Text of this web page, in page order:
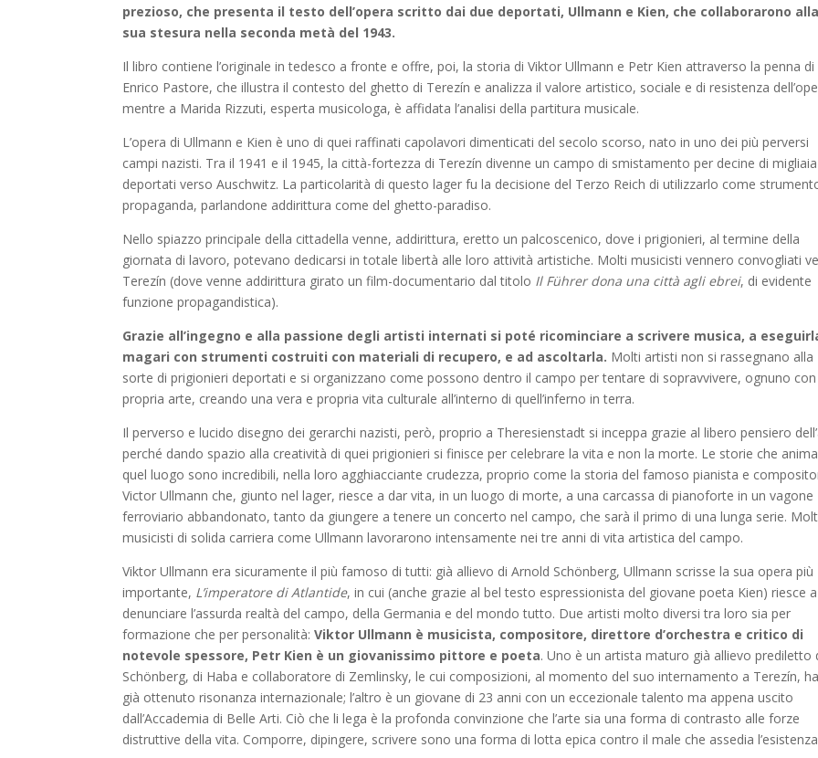
prezioso, che presenta il testo dell’opera scritto dai due deportati, Ullmann e Kien, che collaborarono alla
sua stesura nella seconda metà del 1943.
Il libro contiene l’originale in tedesco a fronte e offre, poi, la storia di Viktor Ullmann e Petr Kien attraverso la penna di
Enrico Pastore, che illustra il contesto del ghetto di Terezín e analizza il valore artistico, sociale e di resistenza
mentre a Marida Rizzuti, esperta musicologa, è affidata l’analisi della partitura musicale.
L’opera di Ullmann e Kien è uno di quei raffinati capolavori dimenticati del secolo scorso, nato in uno dei più perversi
campi nazisti. Tra il 1941 e il 1945, la città-fortezza di Terezín divenne un campo di smistamento per decine di
deportati verso Auschwitz. La particolarità di questo lager fu la decisione del Terzo Reich di utilizzarlo come
propaganda, parlandone addirittura come del ghetto-paradiso.
Nello spiazzo principale della cittadella venne, addirittura, eretto un palcoscenico, dove i prigionieri, al termine della
giornata di lavoro, potevano dedicarsi in totale libertà alle loro attività artistiche. Molti musicisti vennero convogliati
Terezín (dove venne addirittura girato un film-documentario dal titolo Il Führer dona una città agli ebrei, di evidente
funzione propagandistica).
Grazie all’ingegno e alla passione degli artisti internati si poté ricominciare a scrivere musica, a
magari con strumenti costruiti con materiali di recupero, e ad ascoltarla. Molti artisti non si rassegnano alla
sorte di prigionieri deportati e si organizzano come possono dentro il campo per tentare di sopravvivere, ognuno con
propria arte, creando una vera e propria vita culturale all’interno di quell’inferno in terra.
Il perverso e lucido disegno dei gerarchi nazisti, però, proprio a Theresienstadt si inceppa grazie al libero pensiero
perché dando spazio alla creatività di quei prigionieri si finisce per celebrare la vita e non la morte. Le storie che
quel luogo sono incredibili, nella loro agghiacciante crudezza, proprio come la storia del famoso pianista e
Victor Ullmann che, giunto nel lager, riesce a dar vita, in un luogo di morte, a una carcassa di pianoforte in un vagone
ferroviario abbandonato, tanto da giungere a tenere un concerto nel campo, che sarà il primo di una lunga serie.
musicisti di solida carriera come Ullmann lavorarono intensamente nei tre anni di vita artistica del campo.
Viktor Ullmann era sicuramente il più famoso di tutti: già allievo di Arnold Schönberg, Ullmann scrisse la sua opera più
importante, L’imperatore di Atlantide, in cui (anche grazie al bel testo espressionista del giovane poeta Kien) riesce a
denunciare l’assurda realtà del campo, della Germania e del mondo tutto. Due artisti molto diversi tra loro sia per
formazione che per personalità:Viktor Ullmann è musicista, compositore, direttore d’orchestra e critico di
notevole spessore, Petr Kien è un giovanissimo pittore e poeta. Uno è un artista maturo già allievo prediletto
Schönberg, di Haba e collaboratore di Zemlinsky, le cui composizioni, al momento del suo internamento a Terezín,
già ottenuto risonanza internazionale; l’altro è un giovane di 23 anni con un eccezionale talento ma appena uscito
dall’Accademia di Belle Arti. Ciò che li lega è la profonda convinzione che l’arte sia una forma di contrasto alle forze
distruttive della vita. Comporre, dipingere, scrivere sono una forma di lotta epica contro il male che assedia